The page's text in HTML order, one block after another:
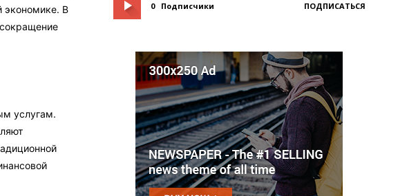
экономике. В
услугам.
0 Подписчики ПОДПИСАТЬСЯ